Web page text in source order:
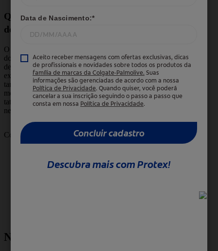
Quanto tempo leva para a tattoo
desbotar?
O tempo para desbotar é relativo ao espaço
do corpo que está o desenho. Uma tatuagem
desbota mais fácil em áreas com muita
exposição solar, como os dedos. Nesse lugar,
também influencia na perda da coloração o
movimento contínuo. Em média, uma
tatuagem demora dois anos para desbotar
nesta região.
Compartilhar:
Novidades